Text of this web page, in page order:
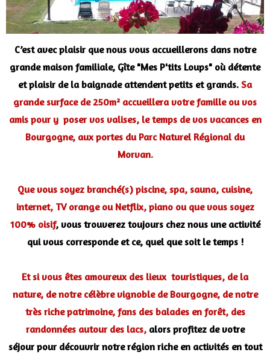
C’est avec plaisir que nous vous accueillerons dans notre
grande maison familiale, Gîte "Mes P'tits Loups" où détente
et plaisir de la baignade attendent petits et grands. Sa
grande surface de 250m² accueillera votre famille ou vos
amis pour y poser vos valises, le temps de vos vacances en
Bourgogne, aux portes du Parc Naturel Régional du
Morvan.
Que vous soyez branché(s) piscine, spa, sauna, cuisine,
internet, TV orange ou Netflix, piano ou que vous soyez
100% oisif, vous trouverez toujours chez nous une activité
qui vous corresponde et ce, quel que soit le temps !
Et si vous êtes amoureux des lieux touristiques, de la
nature, de notre célèbre vignoble de Bourgogne, de notre
très riche patrimoine, fans des balades en forêt, des
randonnées autour des lacs, alors profitez de votre
séjour pour découvrir notre région riche en activités en tout